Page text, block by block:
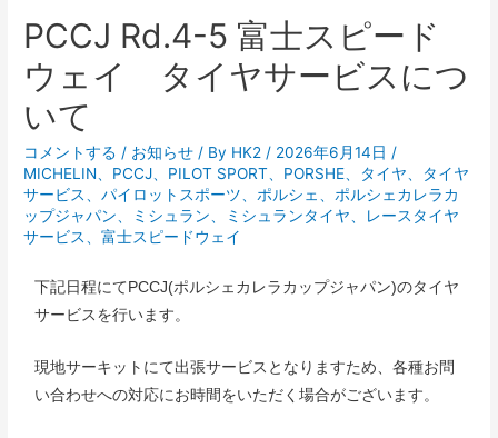
PCCJ Rd.4-5 富士スピード
ウェイ タイヤサービスにつ
いて
コメントする / お知らせ / By HK2 / 2026年6月14日 /
MICHELIN
PCCJ PILOT SPORT PORSHE タイヤ
タイヤ
サービス
、パイロットスポーツ ポルシェ
ポルシェカレラカ
ップジャパン
ミシュラン ミシュランタイヤ
レースタイヤ
サービス
、富士スピードウェイ
下記日程にてPCCJ(ポルシェカレラカップジャパン)のタイヤ
サービスを行います。
現地サーキットにて出張サービスとなりますため、各種お問
い合わせへの対応にお時間をいただく場合がございます。